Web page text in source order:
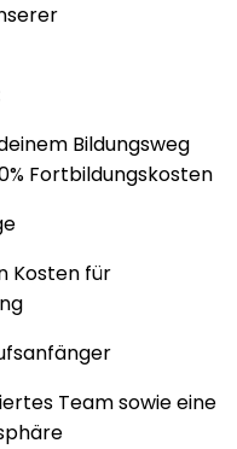
Bildungsweg
Fortbildungskosten
Kosten für
Team sowie eine